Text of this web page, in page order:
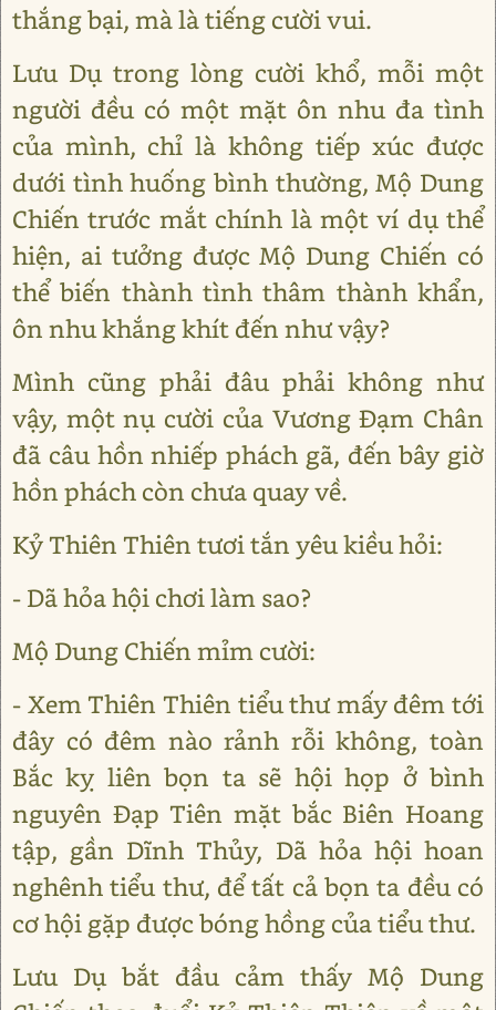
thắng bại, mà là tiếng cười vui.
Lưu Dụ trong lòng cười khổ, mỗi một
người đều có một mặt ôn nhu đa tình
của mình, chỉ là không tiếp xúc được
dưới tình huống bình thường, Mộ Dung
Chiến trước mắt chính là một ví dụ thể
hiện, ai tưởng được Mộ Dung Chiến có
thể biến thành tình thâm thành khẩn,
ôn nhu khắng khít đến như vậy?
Mình cũng phải đâu phải không như
vậy, một nụ cười của Vương Đạm Chân
đã câu hồn nhiếp phách gã, đến bây giờ
hồn phách còn chưa quay về.
Kỷ Thiên Thiên tươi tắn yêu kiều hỏi:
- Dã hỏa hội chơi làm sao?
Mộ Dung Chiến mỉm cười:
- Xem Thiên Thiên tiểu thư mấy đêm tới
đây có đêm nào rảnh rỗi không, toàn
Bắc kỵ liên bọn ta sẽ hội họp ở bình
nguyên Đạp Tiên mặt bắc Biên Hoang
tập, gần Dĩnh Thủy, Dã hỏa hội hoan
nghênh tiểu thư, để tất cả bọn ta đều có
cơ hội gặp được bóng hồng của tiểu thư.
Lưu Dụ bắt đầu cảm thấy Mộ Dung